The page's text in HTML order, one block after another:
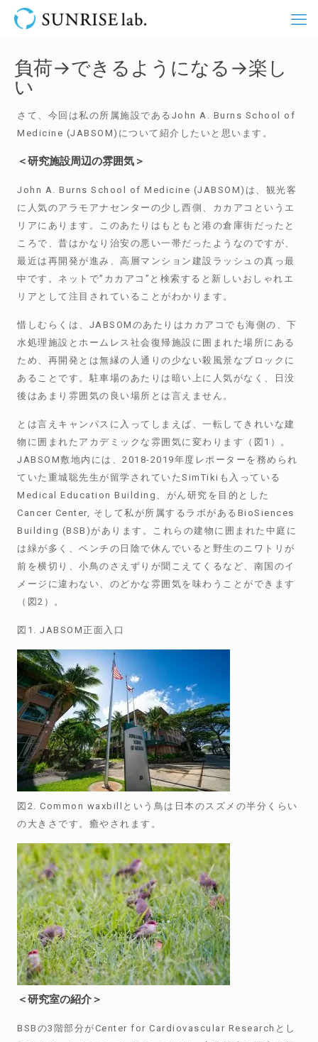
負荷→できるようになる→楽し
い
さて、今回は私の所属施設であるJohn A. Burns School of
Medicine (JABSOM)について紹介したいと思います。
＜研究施設周辺の雰囲気＞
John A. Burns School of Medicine (JABSOM)は、観光客
に人気のアラモアナセンターの少し西側、カカアコというエ
リアにあります。このあたりはもともと港の倉庫街だったと
ころで、昔はかなり治安の悪い一帯だったようなのですが、
最近は再開発が進み、高層マンション建設ラッシュの真っ最
中です。ネットで”カカアコ”と検索すると新しいおしゃれエ
リアとして注目されていることがわかります。
惜しむらくは、JABSOMのあたりはカカアコでも海側の、下
水処理施設とホームレス社会復帰施設に囲まれた場所にある
ため、再開発とは無縁の人通りの少ない殺風景なブロックに
あることです。駐車場のあたりは暗い上に人気がなく、日没
後はあまり雰囲気の良い場所とは言えません。
とは言えキャンパスに入ってしまえば、一転してきれいな建
物に囲まれたアカデミックな雰囲気に変わります（図1）。
JABSOM敷地内には、2018-2019年度レポーターを務められ
ていた重城聡先生が留学されていたSimTikiも入っている
Medical Education Building、がん研究を目的とした
Cancer Center, そして私が所属するラボがあるBioSiences
Building (BSB)があります。これらの建物に囲まれた中庭に
は緑が多く、ベンチの日陰で休んでいると野生のニワトリが
前を横切り、小鳥のさえずりが聞こえてくるなど、南国のイ
メージに違わない、のどかな雰囲気を味わうことができます
（図2）。
図1. JABSOM正面入口
図2. Common waxbillという鳥は日本のスズメの半分くらい
の大きさです。癒やされます。
＜研究室の紹介＞
BSBの3階部分がCenter for Cardiovascular Researchとし